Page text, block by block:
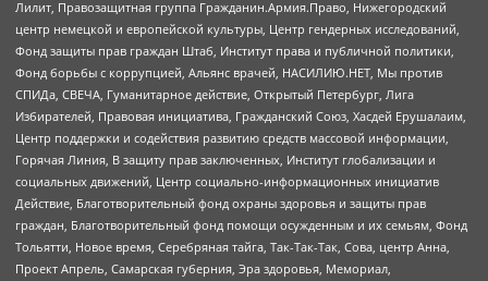
Лилит, Правозащитная группа Гражданин.Армия.Право, Нижегородский
центр немецкой и европейской культуры, Центр гендерных исследований,
Фонд защиты прав граждан Штаб, Институт права и публичной политики,
Фонд борьбы с коррупцией, Альянс врачей, НАСИЛИЮ.НЕТ, Мы против
СПИДа, СВЕЧА, Гуманитарное действие, Открытый Петербург, Лига
Избирателей, Правовая инициатива, Гражданский Союз, Хасдей Ерушалаим,
Центр поддержки и содействия развитию средств массовой информации,
Горячая Линия, В защиту прав заключенных, Институт глобализации и
социальных движений, Центр социально-информационных инициатив
Действие, Благотворительный фонд охраны здоровья и защиты прав
граждан, Благотворительный фонд помощи осужденным и их семьям, Фонд
Тольятти, Новое время, Серебряная тайга, Так-Так-Так, Сова, центр Анна,
Проект Апрель, Самарская губерния, Эра здоровья, Мемориал,